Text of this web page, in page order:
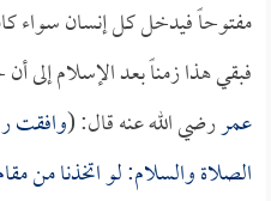
مفتوحاً فيدخل كل إنسان سواء
فبقي هذا زمناً بعد الإسلام إلى
عمررضي الله عنه قال: (وافقت
الصلاة والسلام: لو اتخذنا من